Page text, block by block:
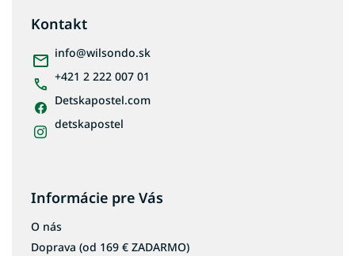
Kontakt
info@wilsondo.sk
+421 2 222 007 01
Detskapostel.com
detskapostel
Informácie pre Vás
O nás
Doprava (od 169 € ZADARMO)